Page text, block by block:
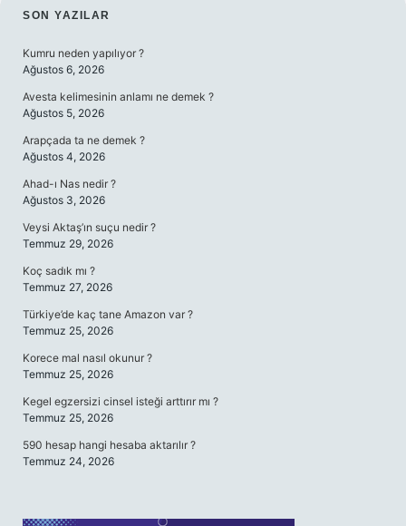
SIDEBAR
SON YAZILAR
Kumru neden yapılıyor ?
Ağustos 6, 2026
Avesta kelimesinin anlamı ne demek ?
Ağustos 5, 2026
Arapçada ta ne demek ?
Ağustos 4, 2026
Ahad-ı Nas nedir ?
Ağustos 3, 2026
Veysi Aktaş’ın suçu nedir ?
Temmuz 29, 2026
Koç sadık mı ?
Temmuz 27, 2026
Türkiye’de kaç tane Amazon var ?
Temmuz 25, 2026
Korece mal nasıl okunur ?
Temmuz 25, 2026
Kegel egzersizi cinsel isteği arttırır mı ?
Temmuz 25, 2026
590 hesap hangi hesaba aktarılır ?
Temmuz 24, 2026